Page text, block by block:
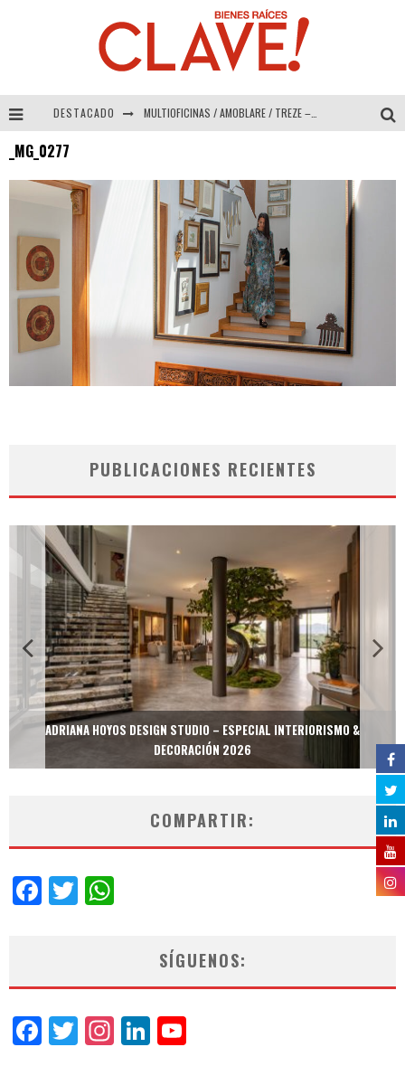
DESTACADO MULTIOFICINAS / AMOBLARE / TREZE – Especial Interiorismo & Decoración 2026
COLINEAL – Especial Interiorismo & Decoración 2026
_MG_0277
PUBLICACIONES RECIENTES
ADRIANA HOYOS DESIGN STUDIO – ESPECIAL INTERIORISMO &
DECORACIÓN 2026
COMPARTIR:
Facebook
Twitter
SÍGUENOS:
Facebook
Twitter
Instagram
LinkedIn